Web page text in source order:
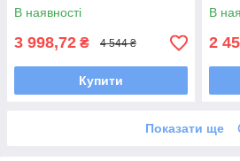
В наявності
3 998,72 ₴ 4 544 ₴
Купити
В
2
Показати ще